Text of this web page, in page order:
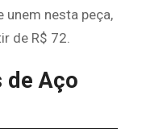
unem nesta peça,
de R$ 72.
de Aço